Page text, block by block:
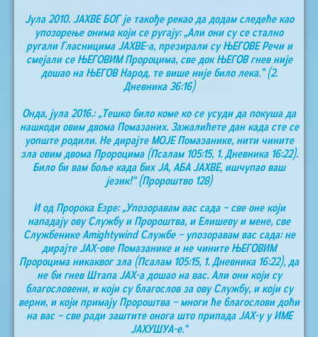
Јула 2010. ЈАХВЕ БОГ је такође рекао да додам следеће као
упозорење онима који се ругају: „Али они су се стално
ругали Гласницима ЈАХВЕ-а, презирали су ЊЕГОВЕ Речи и
смејали се ЊЕГОВИМ Пророцима, све док ЊЕГОВ гнев није
дошао на ЊЕГОВ Народ, те више није било лека.” (2.
Дневника 36:16)
Онда, јула 2016.: „Тешко било коме ко се усуди да покуша да
нашкоди овим двома Помазаних. Зажалићете дан када сте се
уопште родили. Не дирајте МОЈЕ Помазанике, нити чините
зла овим двома Пророцима (Псалам 105:15, 1. Дневника 16:22).
Било би вам боље када бих ЈА, АБА ЈАХВЕ, ишчупао ваш
језик!“ (Пророштво 128)
И од Пророка Езре: „Упозоравам вас сада – све оне који
нападају ову Службу и Пророштва, и Елишеву и мене, све
Службенике Аmightywind Службе – упозоравам вас сада: не
дирајте ЈАХ-ове Помазанике и не чините ЊЕГОВИМ
Пророцима никаквог зла (Псалам 105:15, 1. Дневника 16:22), да
не би гнев Штапа ЈАХ-а дошао на вас. Али они који су
благословени, и који су благослов за ову Службу, и који су
верни, и који примају Пророштва – многи ће благослови доћи
на вас – све ради заштите онога што припада ЈАХ-у у ИМЕ
ЈАХУШУА-е.“